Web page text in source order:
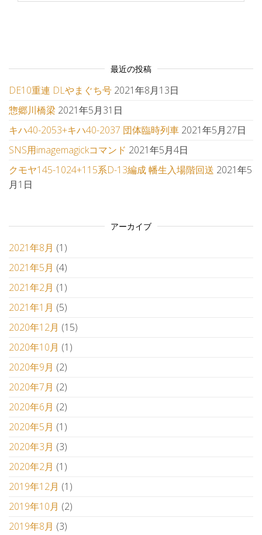
最近の投稿
DE10重連 DLやまぐち号 2021年8月13日
惣郷川橋梁 2021年5月31日
キハ40-2053+キハ40-2037 団体臨時列車 2021年5月27日
SNS用imagemagickコマンド 2021年5月4日
クモヤ145-1024+115系D-13編成 幡生入場階回送 2021年5
月1日
アーカイブ
2021年8月 (1)
2021年5月 (4)
2021年2月 (1)
2021年1月 (5)
2020年12月 (15)
2020年10月 (1)
2020年9月 (2)
2020年7月 (2)
2020年6月 (2)
2020年5月 (1)
2020年3月 (3)
2020年2月 (1)
2019年12月 (1)
2019年10月 (2)
2019年8月 (3)